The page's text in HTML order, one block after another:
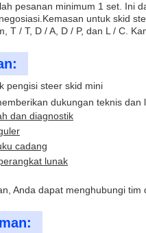
pesanan minimum 1 set. Ini
untuk skid
T / T, D / A, D / P, dan L / C.
pengisi steer skid mini
dukungan teknis
dan diagnostik
cadang
lunak
Anda dapat menghubungi tim